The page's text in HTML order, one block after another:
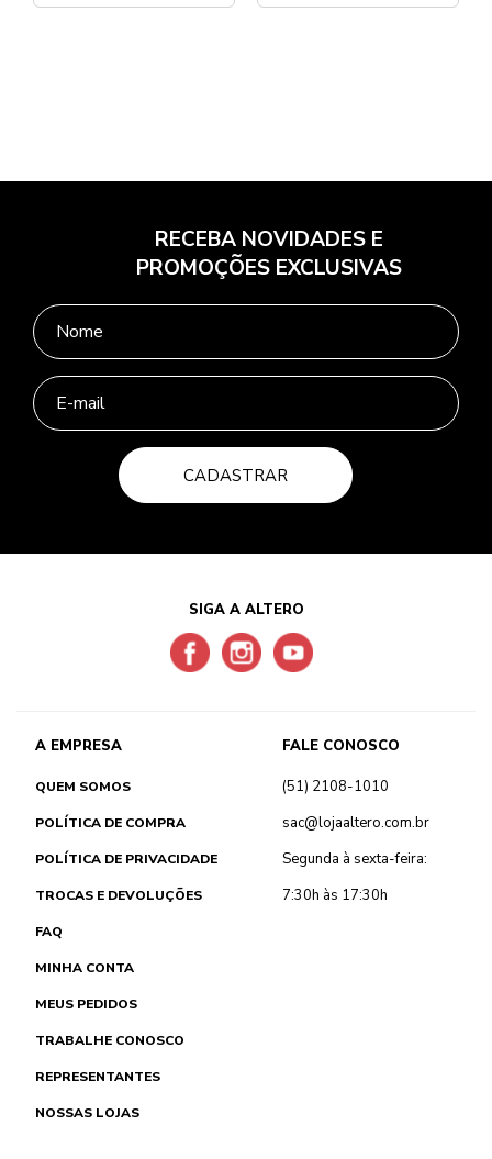
RECEBA NOVIDADES E
PROMOÇÕES EXCLUSIVAS
CADASTRAR
SIGA A ALTERO
A EMPRESA
QUEM SOMOS
POLÍTICA DE COMPRA
POLÍTICA DE PRIVACIDADE
TROCAS E DEVOLUÇÕES
FAQ
MINHA CONTA
MEUS PEDIDOS
TRABALHE CONOSCO
REPRESENTANTES
NOSSAS LOJAS
FALE CONOSCO
(51) 2108-1010
sac@lojaaltero.com.br
Segunda à sexta-feira:
7:30h às 17:30h